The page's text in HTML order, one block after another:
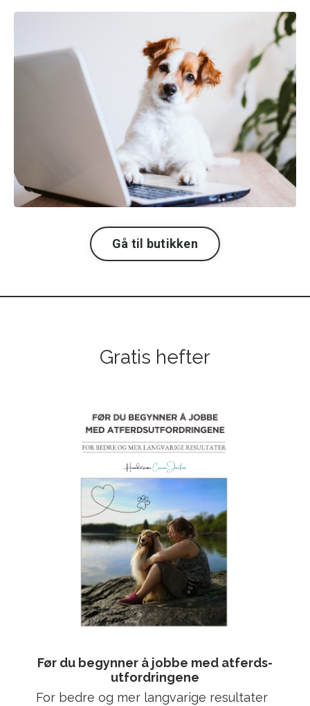
Gå til butikken
Gratis hefter
Før du begynner å jobbe med atferds-
utfordringene
For bedre og mer langvarige resultater